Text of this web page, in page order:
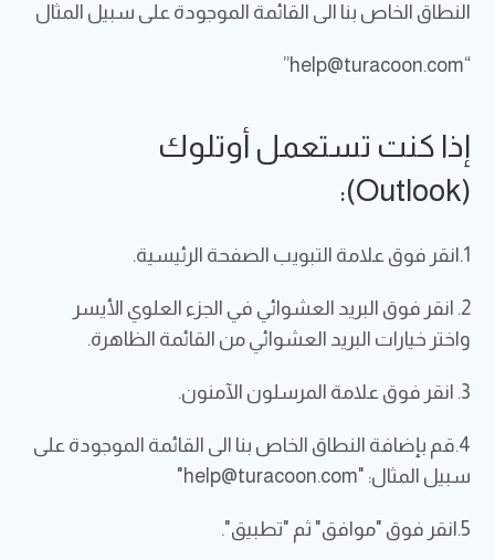
النطاق الخاص بنا الى القائمة الموجودة على سبيل المثال
“
help@turacoon.com
”
إذا كنت تستعمل أوتلوك
(Outlook):
1.انقر فوق علامة التبويب الصفحة الرئيسية.
2. انقر فوق البريد العشوائي في الجزء العلوي الأيسر
واختر خيارات البريد العشوائي من القائمة الظاهرة.
3. انقر فوق علامة المرسلون الآمنون.
4.قم بإضافة النطاق الخاص بنا الى القائمة الموجودة على
سبيل المثال: "help@turacoon.com
"
5.انقر فوق "موافق" ثم "تطبيق".